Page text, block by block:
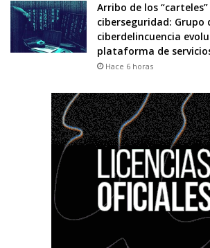
Arribo de los
ciberseguridad: Grupo
ciberdelincuencia
plataforma de
Hace 6 horas